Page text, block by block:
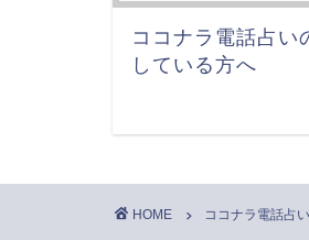
ココナラ電話占い
している方へ
HOME ココナラ電話占